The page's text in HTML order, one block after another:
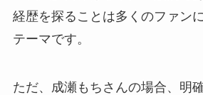
経歴を探ることは多くのファン
テーマです。
ただ、成瀬もちさんの場合、明